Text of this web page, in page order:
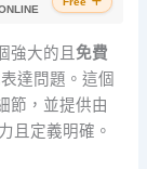
強大的且免費
達問題。這個
節，並提供由
且定義明確。